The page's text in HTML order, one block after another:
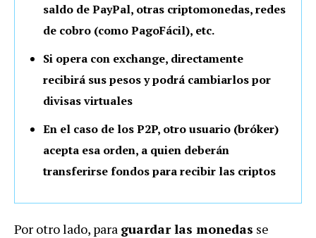
saldo de PayPal, otras criptomonedas, redes
de cobro (como PagoFácil), etc.
Si opera con exchange, directamente
recibirá sus pesos y podrá cambiarlos por
divisas virtuales
En el caso de los P2P, otro usuario (bróker)
acepta esa orden, a quien deberán
transferirse fondos para recibir las criptos
Por otro lado, para guardar las monedas se